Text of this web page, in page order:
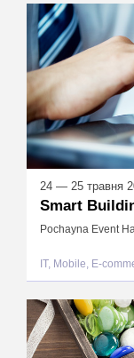
24 — 25 травня
Smart
Pochayna Event
IT, Mobile, E-